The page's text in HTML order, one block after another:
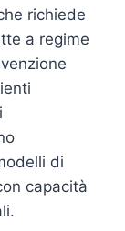
richiede
a regime
di
capacità